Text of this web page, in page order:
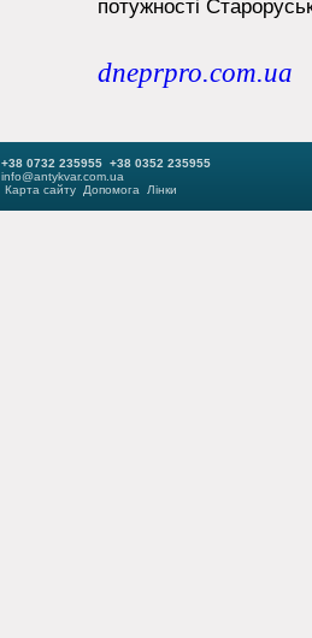
потужності
dneprpro.com.ua
+38 0732 235955 +38 0352 235955
info@antykvar.com.ua
Карта сайту
Допомога Лінки